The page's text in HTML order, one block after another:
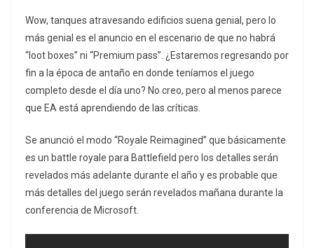
Wow, tanques atravesando edificios suena genial, pero lo
más genial es el anuncio en el escenario de que no habrá
“loot boxes” ni “Premium pass”. ¿Estaremos regresando por
fin a la época de antaño en donde teníamos el juego
completo desde el día uno? No creo, pero al menos parece
que EA está aprendiendo de las críticas.
Se anunció el modo “Royale Reimagined” que básicamente
es un battle royale para Battlefield pero los detalles serán
revelados más adelante durante el año y es probable que
más detalles del juego serán revelados mañana durante la
conferencia de Microsoft.